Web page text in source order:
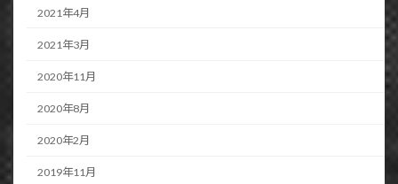
2021年4月
2021年3月
2020年11月
2020年8月
2020年2月
2019年11月